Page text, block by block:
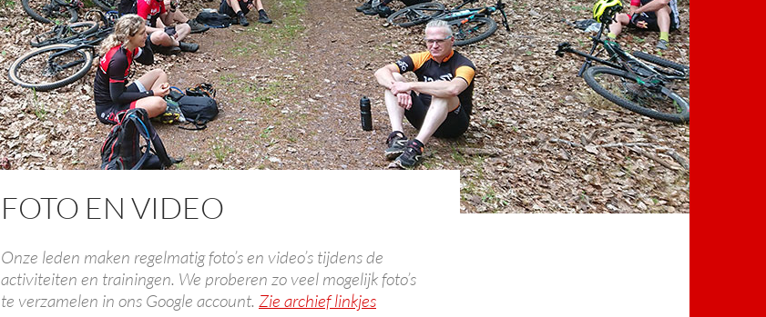
FOTO EN VIDEO
Onze leden maken regelmatig foto’s en video’s tijdens de
activiteiten en trainingen. We proberen zo veel mogelijk foto’s
te verzamelen in ons Google account. Zie archief linkjes